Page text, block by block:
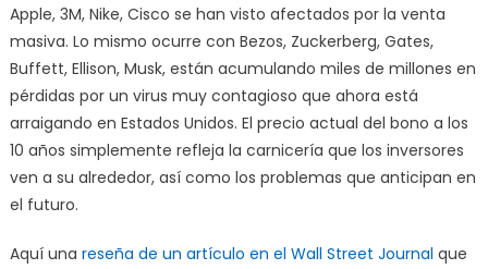
Apple, 3M, Nike, Cisco se han visto afectados por la venta
masiva. Lo mismo ocurre con Bezos, Zuckerberg, Gates,
Buffett, Ellison, Musk, están acumulando miles de millones en
pérdidas por un virus muy contagioso que ahora está
arraigando en Estados Unidos. El precio actual del bono a los
10 años simplemente refleja la carnicería que los inversores
ven a su alrededor, así como los problemas que anticipan en
el futuro.
Aquí una reseña de un artículo en el Wall Street Journal que